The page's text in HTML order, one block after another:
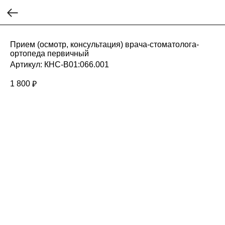
Прием (осмотр, консультация) врача-стоматолога-
ортопеда первичный
Артикул: КНС-В01:066.001
1 800 ₽